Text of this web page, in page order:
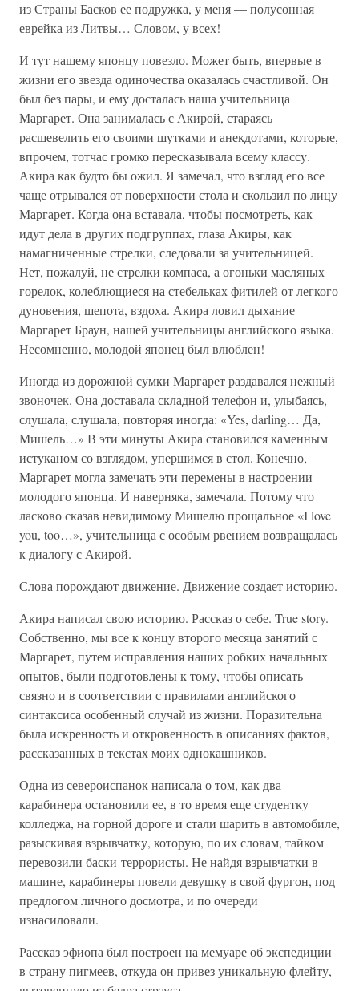
из Страны Басков ее подружка, у меня — полусонная
еврейка из Литвы… Словом, у всех!
И тут нашему японцу повезло. Может быть, впервые в
жизни его звезда одиночества оказалась счастливой. Он
был без пары, и ему досталась наша учительница
Маргарет. Она занималась с Акирой, стараясь
расшевелить его своими шутками и анекдотами, которые,
впрочем, тотчас громко пересказывала всему классу.
Акира как будто бы ожил. Я замечал, что взгляд его все
чаще отрывался от поверхности стола и скользил по лицу
Маргарет. Когда она вставала, чтобы посмотреть, как
идут дела в других подгруппах, глаза Акиры, как
намагниченные стрелки, следовали за учительницей.
Нет, пожалуй, не стрелки компаса, а огоньки масляных
горелок, колеблющиеся на стебельках фитилей от легкого
дуновения, шепота, вздоха. Акира ловил дыхание
Маргарет Браун, нашей учительницы английского языка.
Несомненно, молодой японец был влюблен!
Иногда из дорожной сумки Маргарет раздавался нежный
звоночек. Она доставала складной телефон и, улыбаясь,
слушала, слушала, повторяя иногда: «Yes, darling… Да,
Мишель…» В эти минуты Акира становился каменным
истуканом со взглядом, упершимся в стол. Конечно,
Маргарет могла замечать эти перемены в настроении
молодого японца. И наверняка, замечала. Потому что
ласково сказав невидимому Мишелю прощальное «I love
you, too…», учительница с особым рвением возвращалась
к диалогу с Акирой.
Слова порождают движение. Движение создает историю.
Акира написал свою историю. Рассказ о себе. True story.
Собственно, мы все к концу второго месяца занятий с
Маргарет, путем исправления наших робких начальных
опытов, были подготовлены к тому, чтобы описать
связно и в соответствии с правилами английского
синтаксиса особенный случай из жизни. Поразительна
была искренность и откровенность в описаниях фактов,
рассказанных в текстах моих однокашников.
Одна из североиспанок написала о том, как два
карабинера остановили ее, в то время еще студентку
колледжа, на горной дороге и стали шарить в автомобиле,
разыскивая взрывчатку, которую, по их словам, тайком
перевозили баски-террористы. Не найдя взрывчатки в
машине, карабинеры повели девушку в свой фургон, под
предлогом личного досмотра, и по очереди
изнасиловали.
Рассказ эфиопа был построен на мемуаре об экспедиции
в страну пигмеев, откуда он привез уникальную флейту,